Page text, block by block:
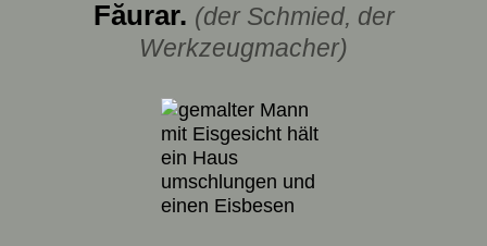
Făurar. (der Schmied, der
Werkzeugmacher)